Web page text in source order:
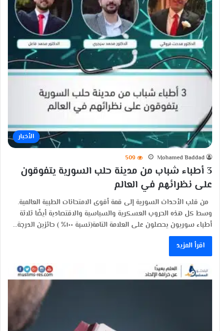
الأخبار
Mohamed Baddad
509
3 أطباء شباب من مدينة حلب السورية يتفوقون
على نظرائهم في العالم
من قلب الأحداث السورية إلى قمة أقوى الامتحانات الطبية العالمية.
وسط كل هذه الحروب العسكرية والسياسية والاقتصادية أيضًا ثلاثة
أطباء سوريون يحصلون على العلامة التامة(نسبة ١٠٠% ) حائزين الدرجة…
اقرأ المزيد